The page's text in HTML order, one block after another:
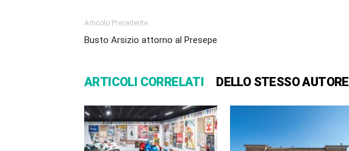
Articolo Precedente
Busto Arsizio attorno al Presepe
ARTICOLI CORRELATI DELLO STESSO AUTORE